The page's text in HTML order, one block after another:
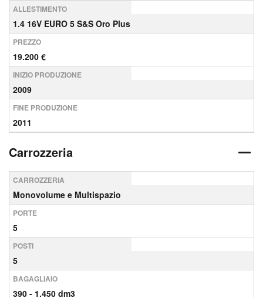
ALLESTIMENTO
1.4 16V EURO 5 S&S Oro Plus
PREZZO
19.200 €
INIZIO PRODUZIONE
2009
FINE PRODUZIONE
2011
Carrozzeria
CARROZZERIA
Monovolume e Multispazio
PORTE
5
POSTI
5
BAGAGLIAIO
390 - 1.450 dm3